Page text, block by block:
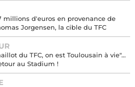
millions d'euros en provenance de
Jorgensen, la cible du TFC
du TFC, on est Toulousain à vie"...
au Stadium !